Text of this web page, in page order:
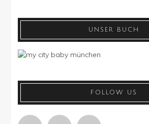
UNSER BUCH
FOLLOW US